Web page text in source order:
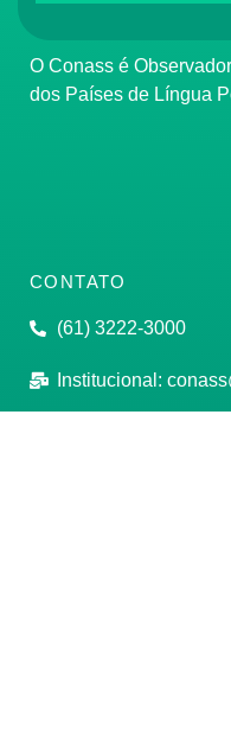
O Conass é Observador Consultivo da Comunidade
dos Países de Língua
CONTATO
(61) 3222-3000
Institucional: